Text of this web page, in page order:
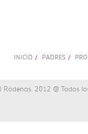
INICIO / PADRES /
2012 @ Todos